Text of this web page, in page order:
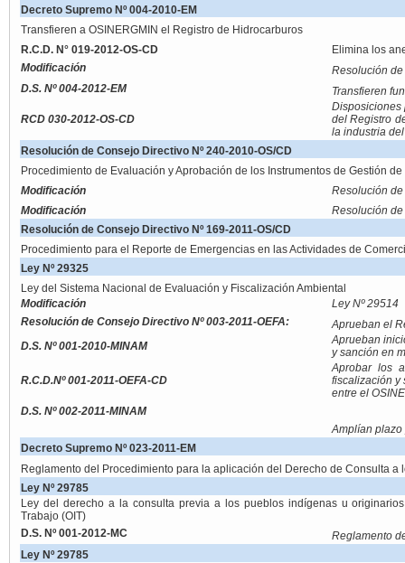
Decreto Supremo Nº 004-2010-EM
Transfieren a OSINERGMIN el Registro de Hidrocarburos
R.C.D. N° 019-2012-OS-CD
Elimina los
Modificación
Resolución
D.S. Nº 004-2012-EM
Transfieren
RCD 030-2012-OS-CD
Disposiciones
del Registro
la industria
Resolución de Consejo Directivo Nº 240-2010-OS/CD
Procedimiento de Evaluación y Aprobación de los Instrumentos de Gestión
Modificación
Resolución de
Modificación
Resolución
Resolución de Consejo Directivo Nº 169-2011-OS/CD
Procedimiento para el Reporte de Emergencias en las Actividades de
Ley Nº 29325
Ley del Sistema Nacional de Evaluación y Fiscalización Ambiental
Modificación
Ley Nº 29514
Resolución de Consejo Directivo Nº 003-2011-OEFA:
Aprueban el
D.S. Nº 001-2010-MINAM
Aprueban
y sanción en
R.C.D.Nº 001-2011-OEFA-CD
Aprobar los
fiscalización y
entre el
D.S. Nº 002-2011-MINAM
Amplían plazo
Decreto Supremo Nº 023-2011-EM
Reglamento del Procedimiento para la aplicación del Derecho de Consulta
Ley Nº 29785
Ley del derecho a la consulta previa a los pueblos indígenas u
Trabajo (OIT)
D.S. Nº 001-2012-MC
Reglamento
Ley Nº 29785